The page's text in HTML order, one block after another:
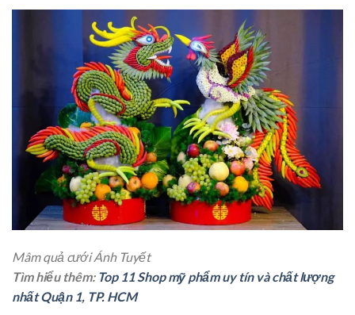
Mâm quả cưới Ánh Tuyết
Tìm hiểu thêm: Top 11 Shop mỹ phẩm uy tín và chất lượng
nhất Quận 1, TP. HCM